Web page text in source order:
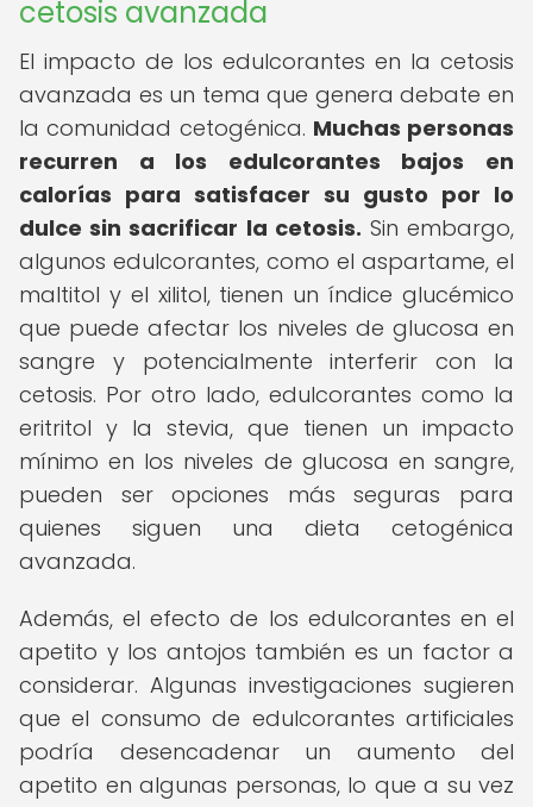
cetosis avanzada
El impacto de los edulcorantes en la cetosis
avanzada es un tema que genera debate en
la comunidad cetogénica. Muchas personas
recurren a los edulcorantes bajos en
calorías para satisfacer su gusto por lo
dulce sin sacrificar la cetosis. Sin embargo,
algunos edulcorantes, como el aspartame, el
maltitol y el xilitol, tienen un índice glucémico
que puede afectar los niveles de glucosa en
sangre y potencialmente interferir con la
cetosis. Por otro lado, edulcorantes como la
eritritol y la stevia, que tienen un impacto
mínimo en los niveles de glucosa en sangre,
pueden ser opciones más seguras para
quienes siguen una dieta cetogénica
avanzada.
Además, el efecto de los edulcorantes en el
apetito y los antojos también es un factor a
considerar. Algunas investigaciones sugieren
que el consumo de edulcorantes artificiales
podría desencadenar un aumento del
apetito en algunas personas, lo que a su vez